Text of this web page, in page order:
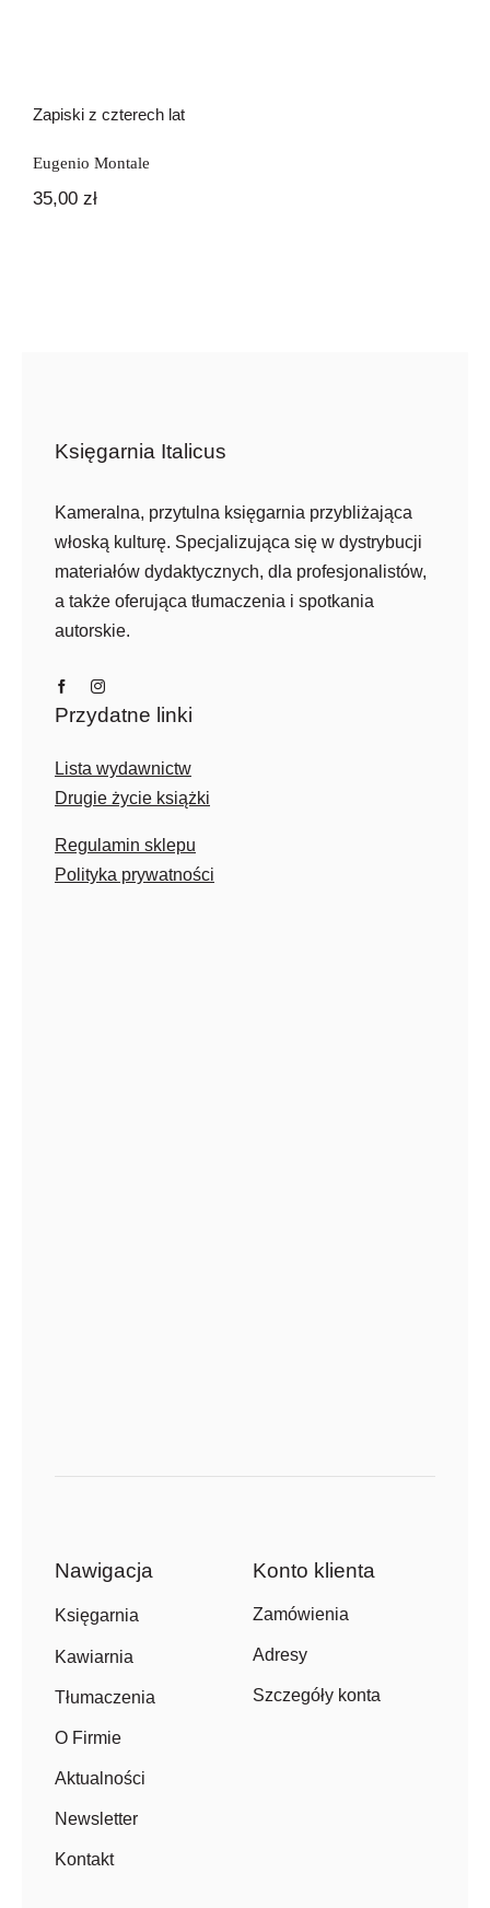
Zapiski z czterech lat
Eugenio Montale
35,00 zł
Księgarnia Italicus
Kameralna, przytulna księgarnia przybliżająca
włoską kulturę. Specjalizująca się w dystrybucji
materiałów dydaktycznych, dla profesjonalistów,
a także oferująca tłumaczenia i spotkania
autorskie.
Przydatne linki
Lista wydawnictw
Drugie życie książki
Regulamin sklepu
Polityka prywatności
Nawigacja
Księgarnia
Kawiarnia
Tłumaczenia
O Firmie
Aktualności
Newsletter
Kontakt
Konto klienta
Zamówienia
Adresy
Szczegóły konta